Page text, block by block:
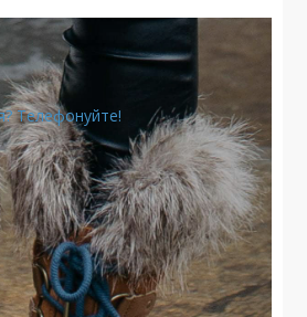
Телефонуйте!